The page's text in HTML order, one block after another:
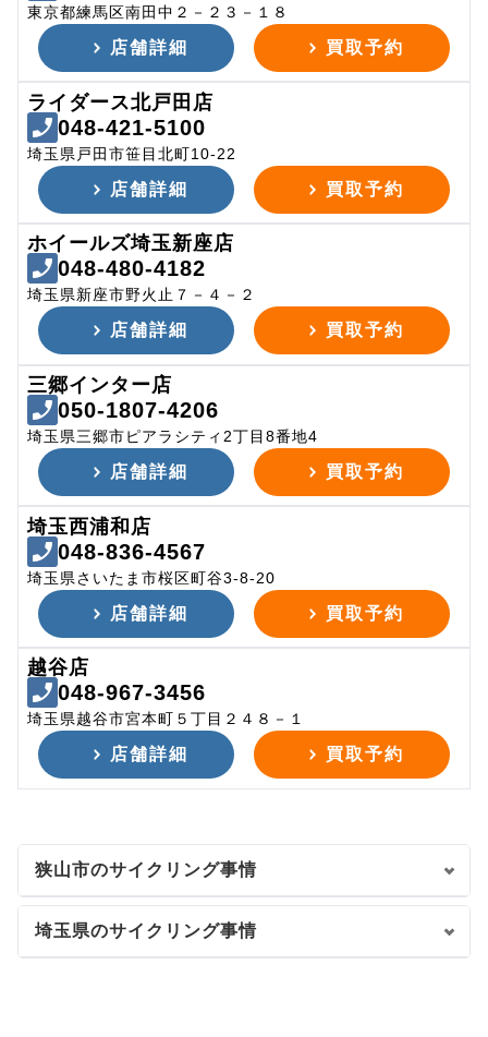
東京都練馬区南田中２－２３－１８
店舗詳細 買取予約
ライダース北戸田店
048-421-5100
埼玉県戸田市笹目北町10-22
店舗詳細 買取予約
ホイールズ埼玉新座店
048-480-4182
埼玉県新座市野火止７－４－２
店舗詳細 買取予約
三郷インター店
050-1807-4206
埼玉県三郷市ピアラシティ2丁目8番地4
店舗詳細 買取予約
埼玉西浦和店
048-836-4567
埼玉県さいたま市桜区町谷3-8-20
店舗詳細 買取予約
越谷店
048-967-3456
埼玉県越谷市宮本町５丁目２４８－１
店舗詳細 買取予約
狭山市のサイクリング事情
埼玉県のサイクリング事情